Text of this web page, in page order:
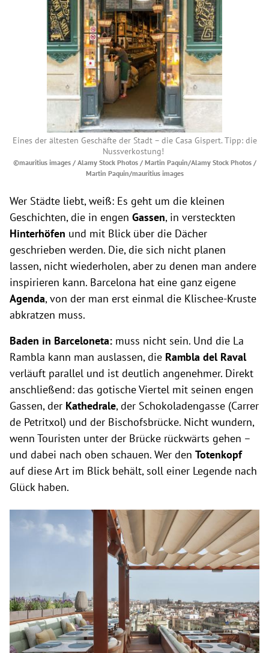
Eines der ältesten Geschäfte der Stadt – die Casa Gispert. Tipp: die
Nussverkostung!
©mauritius images / Alamy Stock Photos / Martin Paquin/Alamy Stock Photos /
Martin Paquin/mauritius images
Wer Städte liebt, weiß: Es geht um die kleinen
Geschichten, die in engen Gassen, in versteckten
Hinterhöfen und mit Blick über die Dächer
geschrieben werden. Die, die sich nicht planen
lassen, nicht wiederholen, aber zu denen man andere
inspirieren kann. Barcelona hat eine ganz eigene
Agenda, von der man erst einmal die Klischee-Kruste
abkratzen muss.
Baden in Barceloneta: muss nicht sein. Und die La
Rambla kann man auslassen, die Rambla del Raval
verläuft parallel und ist deutlich angenehmer. Direkt
anschließend: das gotische Viertel mit seinen engen
Gassen, der Kathedrale, der Schokoladengasse (Carrer
de Petritxol) und der Bischofsbrücke. Nicht wundern,
wenn Touristen unter der Brücke rückwärts gehen –
und dabei nach oben schauen. Wer den Totenkopf
auf diese Art im Blick behält, soll einer Legende nach
Glück haben.